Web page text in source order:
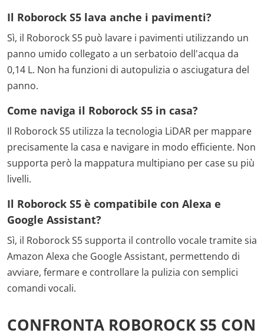
Il Roborock S5 lava anche i pavimenti?
Sì, il Roborock S5 può lavare i pavimenti utilizzando un
panno umido collegato a un serbatoio dell'acqua da
0,14 L. Non ha funzioni di autopulizia o asciugatura del
panno.
Come naviga il Roborock S5 in casa?
Il Roborock S5 utilizza la tecnologia LiDAR per mappare
precisamente la casa e navigare in modo efficiente. Non
supporta però la mappatura multipiano per case su più
livelli.
Il Roborock S5 è compatibile con Alexa e
Google Assistant?
Sì, il Roborock S5 supporta il controllo vocale tramite sia
Amazon Alexa che Google Assistant, permettendo di
avviare, fermare e controllare la pulizia con semplici
comandi vocali.
CONFRONTA ROBOROCK S5 CON